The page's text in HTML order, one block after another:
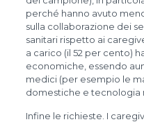
perché hanno avuto
sulla collaborazione dei
sanitari rispetto ai
a carico (il 52 per cento)
economiche, essendo
medici (per esempio le
domestiche e tecnologia
Infine le richieste. I